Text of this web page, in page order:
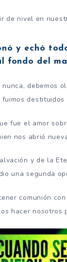
de nivel en
y echó
fondo del
debemos
fuimos destituidos
fue el amor
nos abrió
y de la
una segunda
comunión
hacer nosotros